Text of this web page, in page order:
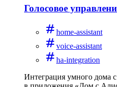
Голосовое
home-assistant
voice-assistant
ha-integration
Интеграция умного дома